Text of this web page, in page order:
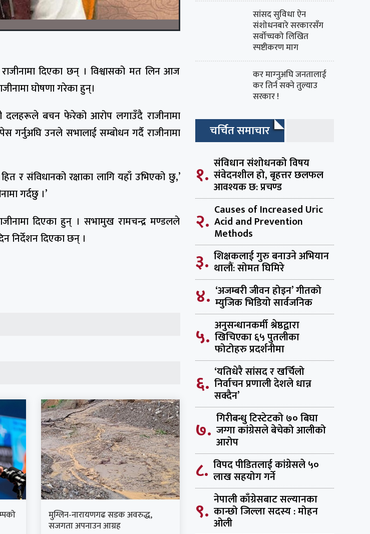
दिएका छन् । विश्वासको मत लिन आज
घोषणा गरेका हुन्।
दलहरूले बचन फेरेको आरोप लगाउँदै राजीनामा
गर्नुअघि उनले सभालाई सम्बोधन गर्दै राजीनामा
र संविधानको रक्षाका लागि यहाँ उभिएको छु,’
गर्दछु ।’
दिएका हुन् । सभामुख रामचन्द्र मण्डलले
निर्देशन दिएका छन् ।
मुग्लिन-नारायणगढ सडक अवरुद्ध,
सजगता अपनाउन आग्रह
सांसद सुविधा ऐन
संशोधनबारे सरकारसँग
सर्वोच्चको लिखित
स्पष्टीकरण माग
कर माग्‍नुअघि जनतालाई
कर तिर्न सक्ने तुल्याउ
सरकार !
चर्चित समाचार
१. संविधान संशोधनको विषय
संवेदनशील हो, बृहत्तर छलफल
आवश्यक छ: प्रचण्ड
२. Causes of Increased Uric
Acid and Prevention
Methods
३. शिक्षकलाई गुरु बनाउने अभियान
थालौं: सोमत घिमिरे
४. ‘अजम्बरी जीवन होइन’ गीतको
म्युजिक भिडियो सार्वजनिक
५. अनुसन्धानकर्मी श्रेष्ठद्वारा
खिचिएका ६५ पुतलीका
फोटोहरु प्रदर्शनीमा
६. ‘यतिधेरै सांसद र खर्चिलो
निर्वाचन प्रणाली देशले धान्न
सक्दैन’
७. गिरीबन्धु टिस्टेटको ७० बिघा
जग्गा कांग्रेसले बेचेको आलीको
आरोप
८. विपद पीडितलाई कांग्रेसले ५०
लाख सहयोग गर्ने
९. नेपाली काँग्रेसबाट सल्यानका
कान्छो जिल्ला सदस्य : मोहन
ओली